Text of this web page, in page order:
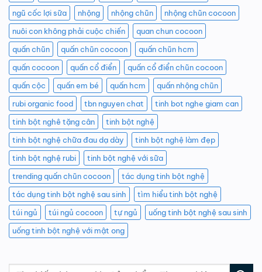
ngũ cốc lợi sữa
nhộng nhộng chũn
nhộng chũn cocoon
nuôi con không phải cuộc chiến
quan chun cocoon
quấn chũn
quấn chũn cocoon
quấn chũn hcm
quấn cocoon
quấn cổ điển
quấn cổ điển chũn cocoon
quấn cộc
quấn em bé quấn hcm
quấn nhộng chũn
rubi organic food
tbn nguyen chat
tinh bot nghe giam can
tinh bột nghê tặng cân
tinh bột nghệ
tinh bột nghệ chữa đau dạ dày
tinh bột nghệ làm đẹp
tinh bột nghệ rubi
tinh bột nghệ với sữa
trending quấn chũn cocoon
tác dụng tinh bột nghệ
tác dụng tinh bột nghệ sau sinh
tìm hiểu tinh bột nghệ
túi ngủ
túi ngủ cocoon tự ngủ
uống tinh bột nghệ sau sinh
uống tinh bột nghệ với mật ong